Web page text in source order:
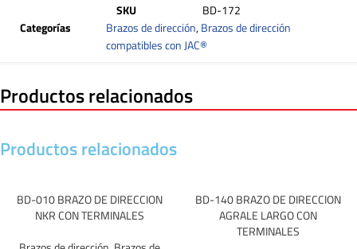
SKU
BD-172
Categorías
Brazos de dirección,Brazos de dirección
compatibles con JAC®
Productos relacionados
Productos relacionados
BD-010 BRAZO DE DIRECCION
NKR CON TERMINALES
BD-140 BRAZO DE DIRECCION
AGRALE LARGO CON
TERMINALES